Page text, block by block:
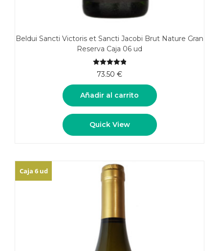
Beldui Sancti Victoris et Sancti Jacobi Brut Nature Gran
Reserva Caja 06 ud
5.00de 5
73.50 €
Añadir al carrito
Quick View
Caja 6 ud